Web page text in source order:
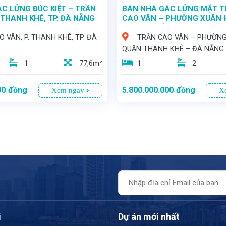
LỬNG ĐÚC KIỆT – TRẦN
KHÊ, TP. ĐÀ NẴNG
VÂN, P. THANH KHÊ, TP. ĐÀ
1 77,6m²
đồng Xem ngay
BÁN NHÀ GÁC LỬNG MẶT
CAO VÂN – PHƯỜNG XUÂN
TRẦN CAO VÂN –
QUẬN THANH KHÊ – ĐÀ NẴNG
1
2
5.800.000.000 đồng
Dự án mới nhất